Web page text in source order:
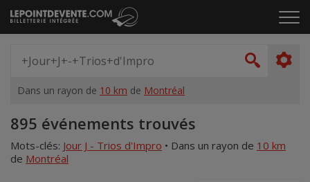
Passer
au
le
artiste,
lieu...
Dans un rayon de 10 km de Montréal
Accueil
895 événements trouvés
Mots-clés: Jour J - Trios d'Impro • Dans un rayon de 10 km
de Montréal